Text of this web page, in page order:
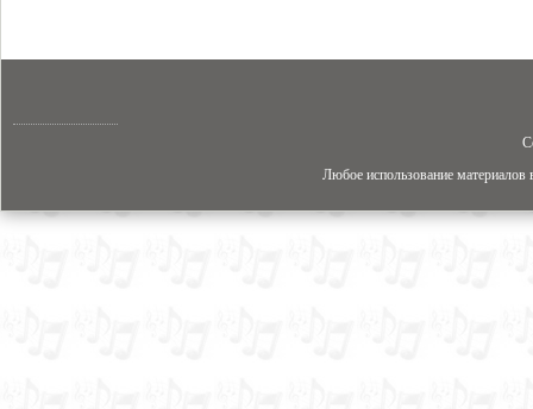
Любое использование материалов